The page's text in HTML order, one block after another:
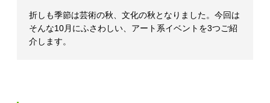
折しも季節は芸術の秋、文化の秋となりました。今回は
そんな10月にふさわしい、アート系イベントを3つご紹
介します。